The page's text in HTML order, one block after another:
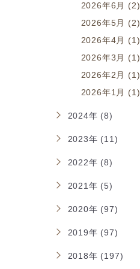
2026年6月 (2)
2026年5月 (2)
2026年4月 (1)
2026年3月 (1)
2026年2月 (1)
2026年1月 (1)
2024年 (8)
2023年 (11)
2022年 (8)
2021年 (5)
2020年 (97)
2019年 (97)
2018年 (197)